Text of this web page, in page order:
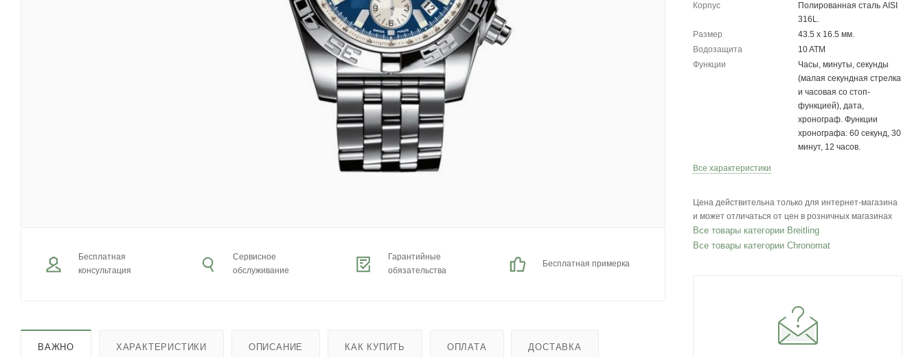
Бесплатная
консультация
Сервисное
обслуживание
Гарантийные
обязательства
Бесплатная примерка
ВАЖНО ХАРАКТЕРИСТИКИ ОПИСАНИЕ КАК КУПИТЬ ОПЛАТА ДОСТАВКА
Корпус
Полированная сталь AISI
316L.
Размер
43.5 х 16.5 мм.
Водозащита
10 ATM
Функции
Часы, минуты, секунды
(малая секундная стрелка
и часовая со стоп-
функцией), дата,
хронограф. Функции
хронографа: 60 секунд, 30
минут, 12 часов.
Все характеристики
Цена действительна только для интернет-магазина
и может отличаться от цен в розничных магазинах
Все товары категории Breitling
Все товары категории Chronomat